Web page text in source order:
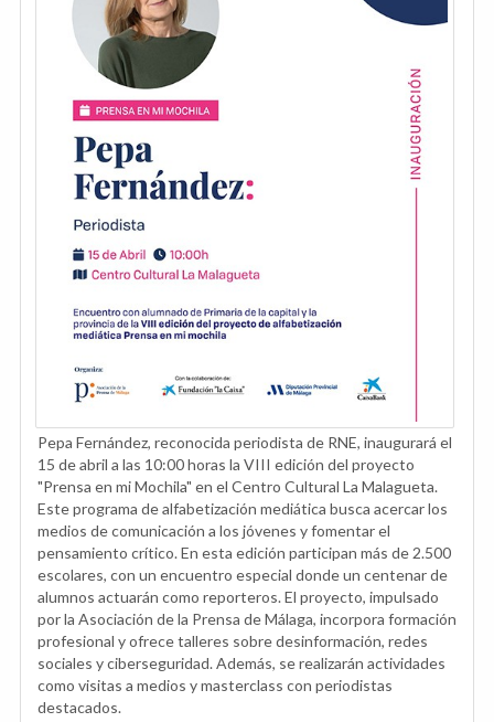
Pepa Fernández, reconocida periodista de RNE, inaugurará el
15 de abril a las 10:00 horas la VIII edición del proyecto
"Prensa en mi Mochila" en el Centro Cultural La Malagueta.
Este programa de alfabetización mediática busca acercar los
medios de comunicación a los jóvenes y fomentar el
pensamiento crítico. En esta edición participan más de 2.500
escolares, con un encuentro especial donde un centenar de
alumnos actuarán como reporteros. El proyecto, impulsado
por la Asociación de la Prensa de Málaga, incorpora formación
profesional y ofrece talleres sobre desinformación, redes
sociales y ciberseguridad. Además, se realizarán actividades
como visitas a medios y masterclass con periodistas
destacados.